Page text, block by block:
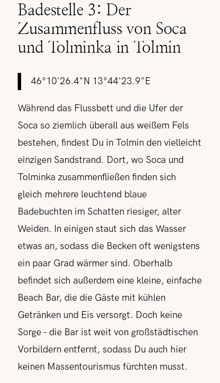
Badestelle 3: Der
Zusammenfluss von Soca
und Tolminka in Tolmin
46°10'26.4"N 13°44'23.9"E
Während das Flussbett und die Ufer der
Soca so ziemlich überall aus weißem Fels
bestehen, findest Du in Tolmin den vielleicht
einzigen Sandstrand. Dort, wo Soca und
Tolminka zusammenfließen finden sich
gleich mehrere leuchtend blaue
Badebuchten im Schatten riesiger, alter
Weiden. In einigen staut sich das Wasser
etwas an, sodass die Becken oft wenigstens
ein paar Grad wärmer sind. Oberhalb
befindet sich außerdem eine kleine, einfache
Beach Bar, die die Gäste mit kühlen
Getränken und Eis versorgt. Doch keine
Sorge - die Bar ist weit von großstädtischen
Vorbildern entfernt, sodass Du auch hier
keinen Massentourismus fürchten musst.